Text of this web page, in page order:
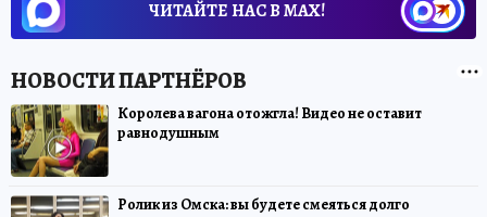
ЧИТАЙТЕ НАС В МАХ!
Королева вагона отожгла! Видео не оставит
равнодушным
Ролик из Омска: вы будете смеяться долго